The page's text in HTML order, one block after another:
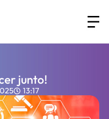
junto!
13:17